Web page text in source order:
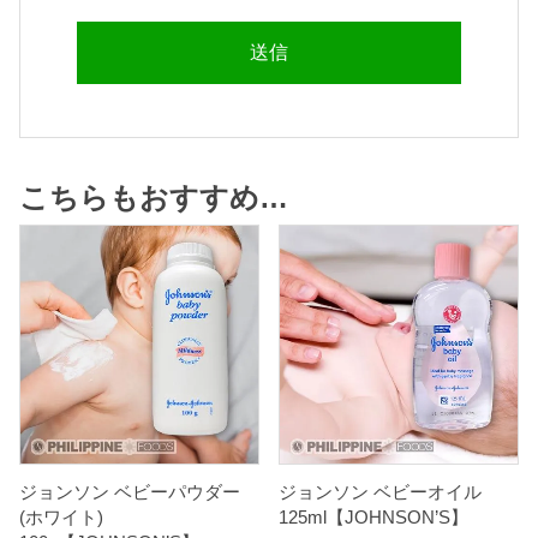
こちらもおすすめ…
ジョンソン ベビーパウダー
(ホワイト)
ジョンソン ベビーオイル
125ml【JOHNSON’S】